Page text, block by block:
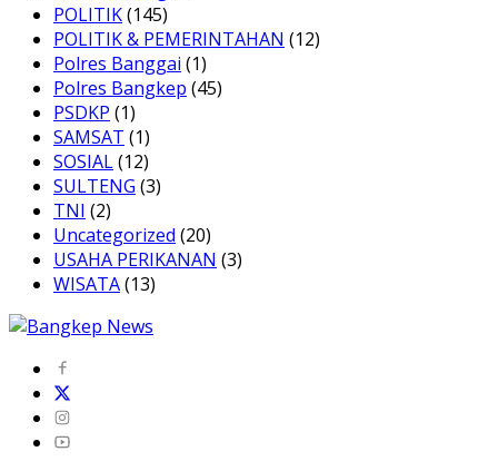
POLITIK(145)
POLITIK & PEMERINTAHAN (12)
Polres Banggai (1)
Polres Bangkep (45)
PSDKP (1)
SAMSAT (1)
SOSIAL(12)
SULTENG (3)
TNI (2)
Uncategorized (20)
USAHA PERIKANAN (3)
WISATA(13)